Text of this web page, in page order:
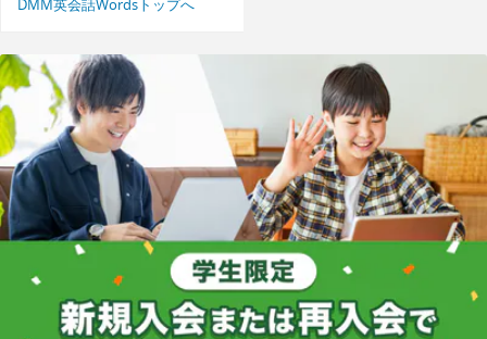
DMM英会話Wordsトップへ